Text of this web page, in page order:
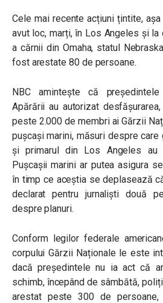
Cele mai recente acțiuni țintite,
avut loc, marți, în Los Angeles și
a cărnii din Omaha, statul
fost arestate 80 de persoane.
NBC amintește că
Apărării au autorizat
peste 2.000 de membri ai Gărzii
pușcași marini, măsuri despre care
și primarul din Los Angeles au
Pușcașii marini ar putea asigura
în timp ce aceștia se deplasează
declarat pentru jurnaliști două
despre planuri.
Conform legilor federale
corpului Gărzii Naționale le este
dacă președintele nu ia act că
schimb, începând de sâmbătă,
arestat peste 300 de